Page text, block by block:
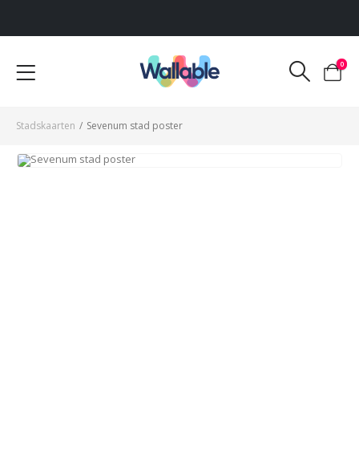
Voor 12:00 uur besteld, dezelfde werkdag verzonden
0
Stadskaarten / Sevenum stad poster